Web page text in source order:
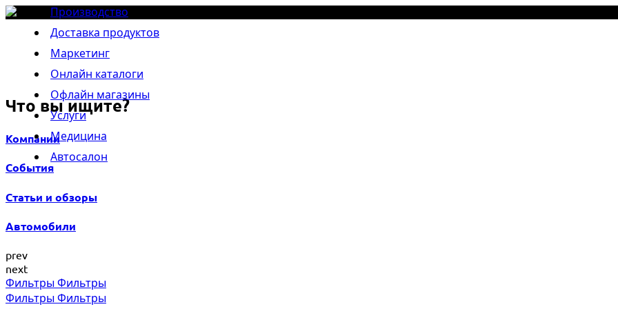
Производство
Доставка продуктов
Маркетинг
Онлайн каталоги
Офлайн магазины
Услуги
Медицина
Автосалон
Главная
Что вы ищите?
Компании
События
Статьи и обзоры
Автомобили
prev
next
ФильтрыФильтры
ФильтрыФильтры